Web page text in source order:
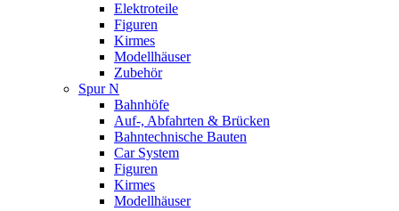
Elektroteile
Figuren
Kirmes
Modellhäuser
Zubehör
Spur N
Bahnhöfe
Auf-, Abfahrten & Brücken
Bahntechnische Bauten
Car System
Figuren
Kirmes
Modellhäuser